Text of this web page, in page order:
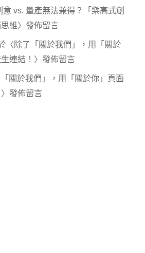
意 vs. 量產無法兼得？「樂高式創
維〉發佈留言
〈除了「關於我們」，用「關於
連結！ 〉發佈留言
關於我們」，用「關於你」頁面
〉發佈留言